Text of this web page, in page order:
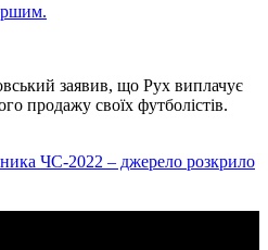
заявив, що Рух виплачує
продажу своїх футболістів.
ЧС-2022 – джерело розкрило